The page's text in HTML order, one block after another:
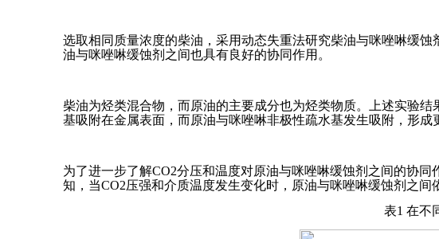
选取相同质量浓度的柴油，采用动态失重法研究柴油与咪唑啉缓
油与咪唑啉缓蚀剂之间也具有良好的协同作用。
柴油为烃类混合物，而原油的主要成分也为烃类物质。上述实验
基吸附在金属表面，而原油与咪唑啉非极性疏水基发生吸附，形
为了进一步了解CO2分压和温度对原油与咪唑啉缓蚀剂之间的协
知，当CO2压强和介质温度发生变化时，原油与咪唑啉缓蚀剂之间
表1 在不